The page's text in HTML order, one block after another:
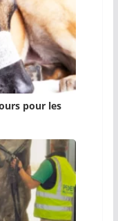
pour les